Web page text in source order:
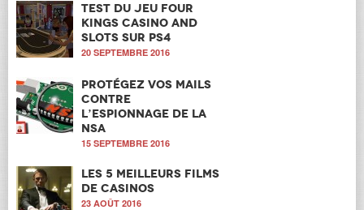
Test du jeu Four
Kings Casino and
Slots sur PS4
20 SEPTEMBRE 2016
Protégez vos mails
contre
l’espionnage de la
NSA
15 SEPTEMBRE 2016
Les 5 meilleurs films
de casinos
23 AOÛT 2016